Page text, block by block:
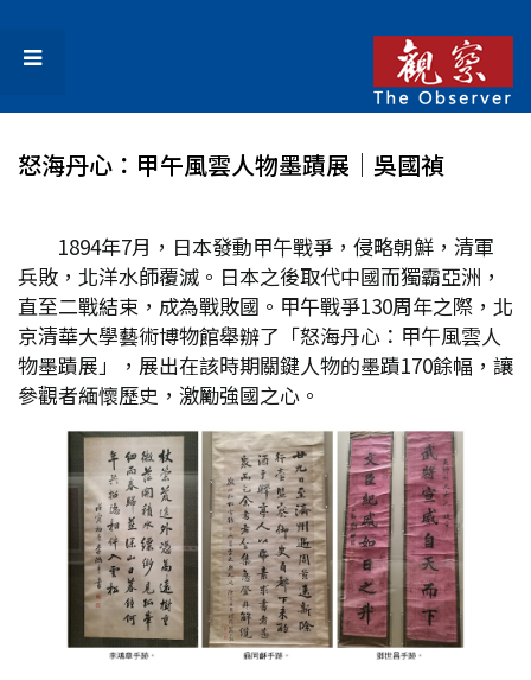
怒海丹心：甲午風雲人物墨蹟展│吳國禎
1894年7月，日本發動甲午戰爭，侵略朝鮮，清軍
兵敗，北洋水師覆滅。日本之後取代中國而獨霸亞洲，
直至二戰結束，成為戰敗國。甲午戰爭130周年之際，北
京清華大學藝術博物館舉辦了「怒海丹心：甲午風雲人
物墨蹟展」，展出在該時期關鍵人物的墨蹟170餘幅，讓
參觀者緬懷歷史，激勵強國之心。